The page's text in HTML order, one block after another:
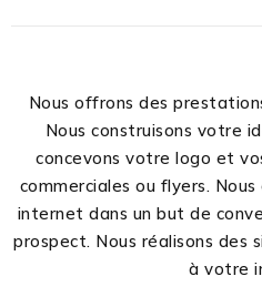
Nous offrons des
Nous construisons votre
concevons votre logo et
commerciales ou flyers.
internet dans un but de
prospect. Nous réalisons des
à votre